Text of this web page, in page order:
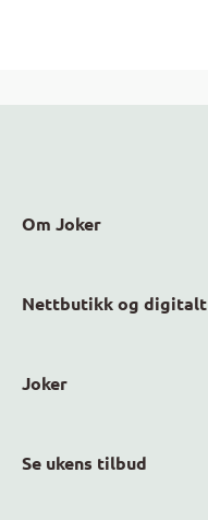
Om Joker
Nettbutikk og digitalt
Joker
Se ukens tilbud